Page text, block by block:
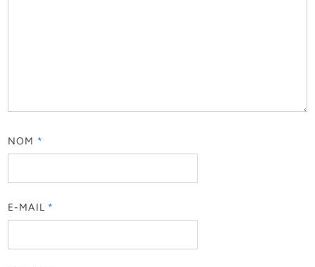
NOM *
E-MAIL *